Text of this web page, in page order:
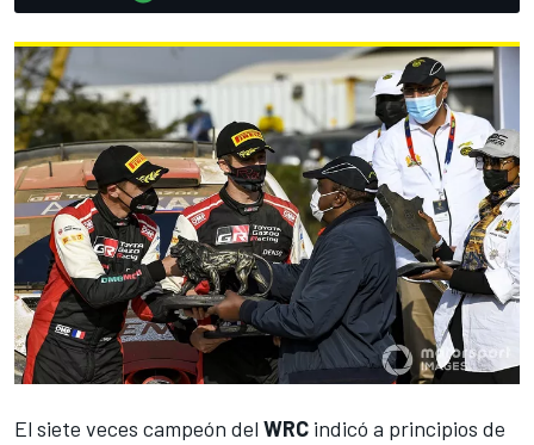
El siete veces campeón del WRC indicó a principios de